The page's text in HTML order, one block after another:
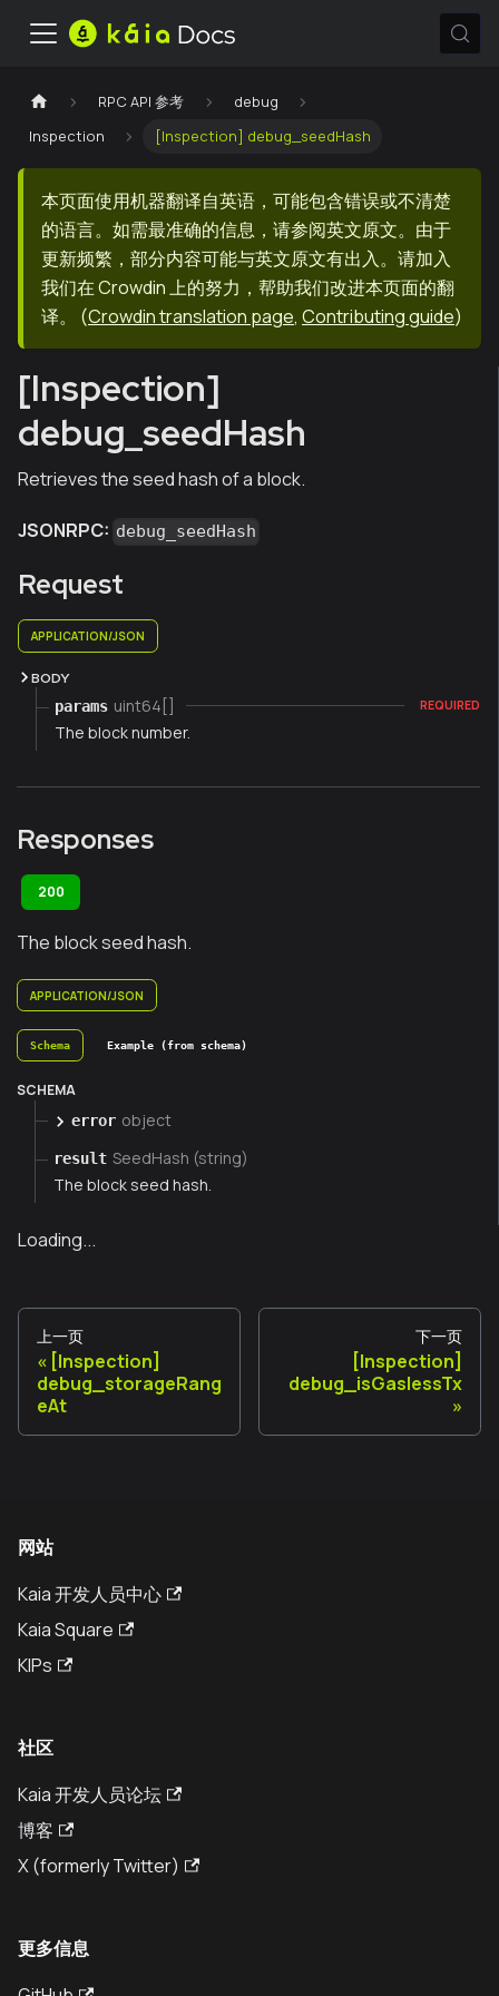
RPC API 参考
debug
Inspection
[Inspection] debug_seedHash
本页面使用机器翻译自英语，可能包含错误或不清楚
的语言。如需最准确的信息，请参阅英文原文。由于
更新频繁，部分内容可能与英文原文有出入。请加入
我们在 Crowdin 上的努力，帮助我们改进本页面的翻
译。
(Crowdin translation page, Contributing guide)
[Inspection]
debug_seedHash
Retrieves the seed hash of a block.
JSONRPC: debug_seedHash
Request
APPLICATION/JSON
BODY
params uint64[] REQUIRED
The block number.
Responses
200
The block seed hash.
APPLICATION/JSON
Schema Example (from schema)
SCHEMA
error object
result SeedHash (string)
The block seed hash.
Loading...
上一页
[Inspection]
debug_storageRang
eAt
下一页
[Inspection]
debug_isGaslessTx
网站
Kaia 开发人员中心
Kaia Square
KIPs
社区
Kaia 开发人员论坛
博客
X (formerly Twitter)
更多信息